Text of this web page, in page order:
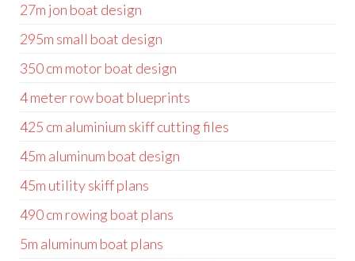
27m jon boat design
295m small boat design
350 cm motor boat design
4 meter row boat blueprints
425 cm aluminium skiff cutting files
45m aluminum boat design
45m utility skiff plans
490 cm rowing boat plans
5m aluminum boat plans